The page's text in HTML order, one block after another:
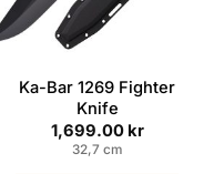
Ka-Bar 1269 Fighter
Knife
1,699.00 kr
32,7 cm